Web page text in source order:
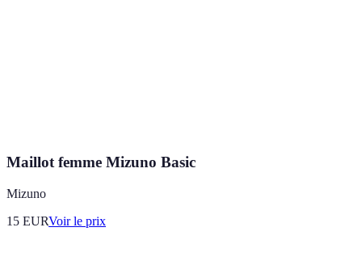
Maillot femme Mizuno Basic
Mizuno
15 EURVoir le prix